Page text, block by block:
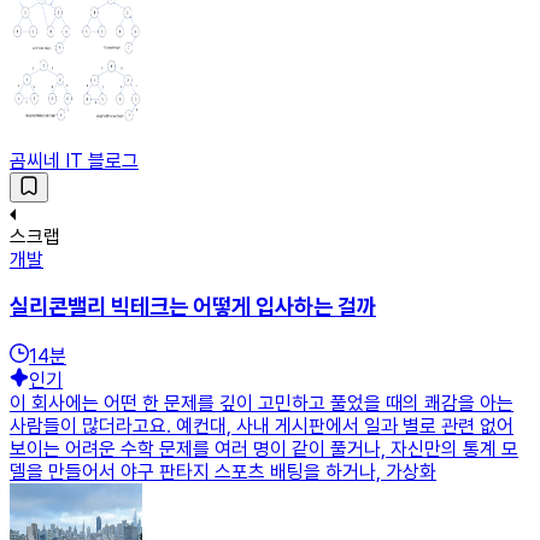
곰씨네 IT 블로그
스크랩
개발
실리콘밸리 빅테크는 어떻게 입사하는 걸까
14분
인기
이 회사에는 어떤 한 문제를 깊이 고민하고 풀었을 때의 쾌감을 아는
사람들이 많더라고요. 예컨대, 사내 게시판에서 일과 별로 관련 없어
보이는 어려운 수학 문제를 여러 명이 같이 풀거나, 자신만의 통계 모
델을 만들어서 야구 판타지 스포츠 배팅을 하거나, 가상화